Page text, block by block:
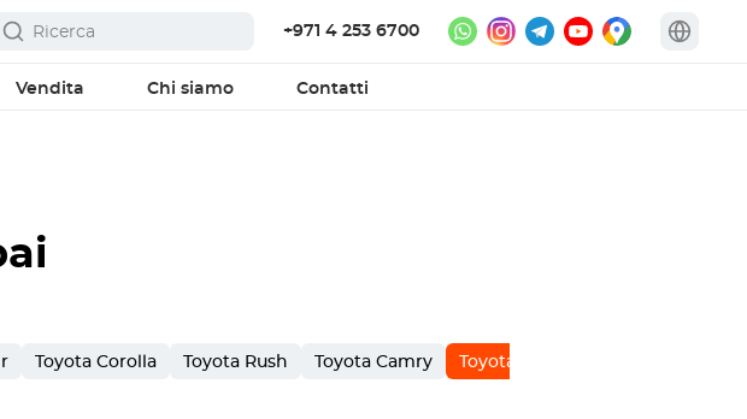
+971 4 253 6700
Vendita Chi siamo Contatti
Toyota Corolla Toyota Rush Toyota Camry Toyota Supra